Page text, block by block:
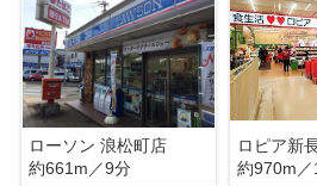
ローソン 浪松町店
約661m／9分
ロピア新
約970m／